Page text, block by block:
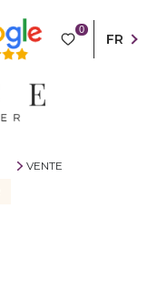
0
FR
VENTE